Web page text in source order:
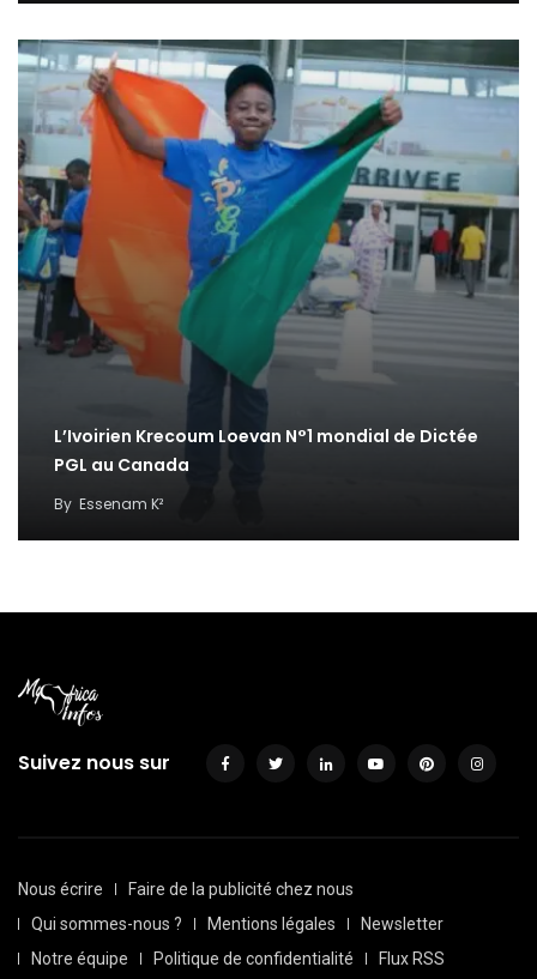
L’Ivoirien Krecoum Loevan N°1 mondial de Dictée
PGL au Canada
By Essenam K²
Suivez nous sur
Nous écrire
Faire de la publicité chez nous
Qui sommes-nous ?
Mentions légales
Newsletter
Notre équipe
Politique de confidentialité Flux RSS